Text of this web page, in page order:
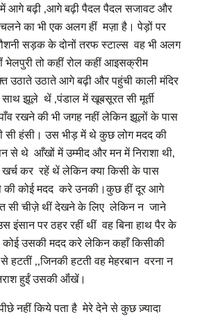
आगे बढ़ी ,आगे बढ़ी पैदल पैदल सजावट और
का भी एक अलग हीं मज़ा है। पेड़ों पर
सड़क के दोनों तरफ स्टाल्स वह भी अलग
तो कहीं रोल कहीं आइसक्रीम
उठाते उठाते आगे बढ़ी और पहुंची काली मंदिर
झूले थें ,पंडाल में खूबसूरत सी मूर्ती
रखने की भी जगह नहीं लेकिन झूलों के पास
सी हंसी। उस भीड़ में थे कुछ लोग मदद की
थे आँखों में उम्मीद और मन में निराशा थी,
खर्च कर रहें थें लेकिन क्या किसी के पास
की कोई मदद करे उनकी।कुछ हीं दूर आगे
सी चीज़े थीं देखने के लिए लेकिन न जाने
इंसान पर ठहर रहीं थीं वह बिना हाथ पैर के
कोई उसकी मदद करे लेकिन कहाँ किसीकी
हटतीं ,,जिनकी हटती वह मेहरबान वरना न
हुईं उसकी ऑंखें।
नहीं किये पता है मेरे देने से कुछ ज़्यादा